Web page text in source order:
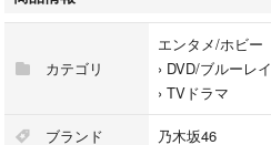
大友花恋
戸次重幸
カテゴリ
エンタメ/ホビー
› DVD/ブルーレイ
› TVドラマ
ブランド 乃木坂46